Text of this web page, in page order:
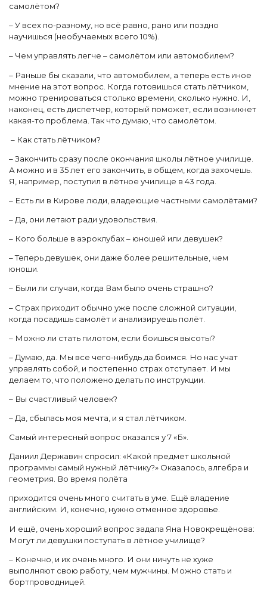
самолётом?
– У всех по-разному, но всё равно, рано или поздно
научишься (необучаемых всего 10%).
– Чем управлять легче – самолётом или автомобилем?
– Раньше бы сказали, что автомобилем, а теперь есть иное
мнение на этот вопрос. Когда готовишься стать лётчиком,
можно тренироваться столько времени, сколько нужно. И,
наконец, есть диспетчер, который поможет, если возникнет
какая-то проблема. Так что думаю, что самолётом.
– Как стать лётчиком?
– Закончить сразу после окончания школы лётное училище.
А можно и в 35 лет его закончить, в общем, когда захочешь.
Я, например, поступил в лётное училище в 43 года.
– Есть ли в Кирове люди, владеющие частными самолётами?
– Да, они летают ради удовольствия.
– Кого больше в аэроклубах – юношей или девушек?
– Теперь девушек, они даже более решительные, чем
юноши.
– Были ли случаи, когда Вам было очень страшно?
– Страх приходит обычно уже после сложной ситуации,
когда посадишь самолёт и анализируешь полёт.
– Можно ли стать пилотом, если боишься высоты?
– Думаю, да. Мы все чего-нибудь да боимся. Но нас учат
управлять собой, и постепенно страх отступает. И мы
делаем то, что положено делать по инструкции.
– Вы счастливый человек?
– Да, сбылась моя мечта, и я стал лётчиком.
Самый интересный вопрос оказался у 7 «Б».
Даниил Державин спросил: «Какой предмет школьной
программы самый нужный лётчику?» Оказалось, алгебра и
геометрия. Во время полёта
приходится очень много считать в уме. Ещё владение
английским. И, конечно, нужно отменное здоровье.
И ещё, очень хороший вопрос задала Яна Новокрещёнова:
Могут ли девушки поступать в лётное училище?
– Конечно, и их очень много. И они ничуть не хуже
выполняют свою работу, чем мужчины. Можно стать и
бортпроводницей.